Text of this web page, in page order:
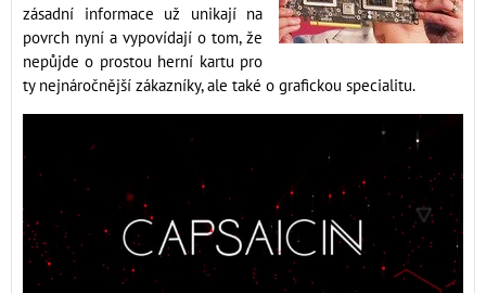
zásadní informace už unikají na
povrch nyní a vypovídají o tom, že
nepůjde o prostou herní kartu pro
ty nejnáročnější zákazníky, ale také o grafickou specialitu.